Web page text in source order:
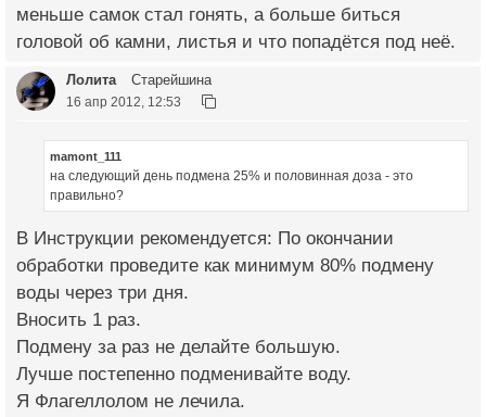
меньше самок стал гонять, а больше биться
головой об камни, листья и что попадётся под неё.
Лолита Старейшина
16 апр 2012, 12:53
mamont_111
на следующий день подмена 25% и половинная доза - это
правильно?
В Инструкции рекомендуется: По окончании
обработки проведите как минимум 80% подмену
воды через три дня.
Вносить 1 раз.
Подмену за раз не делайте большую.
Лучше постепенно подменивайте воду.
Я Флагеллолом не лечила.